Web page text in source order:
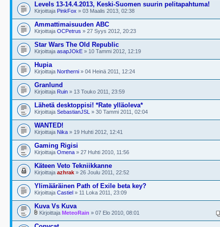
Levels 13-14.4.2013, Keski-Suomen suurin pelitapahtuma!
Kirjoittaja PinkFox » 03 Maalis 2013, 02:38
Ammattimaisuuden ABC
Kirjoittaja OCPetrus » 27 Syys 2012, 20:23
Star Wars The Old Republic
Kirjoittaja asapJOkE » 10 Tammi 2012, 12:19
Hupia
Kirjoittaja Northerni » 04 Heinä 2011, 12:24
Granlund
Kirjoittaja Ruin » 13 Touko 2011, 23:59
Lähetä desktoppisi! *Rate ylläoleva*
Kirjoittaja SebastianJSL » 30 Tammi 2011, 02:04
WANTED!
Kirjoittaja Nika » 19 Huhti 2012, 12:41
Gaming Rigisi
Kirjoittaja Omena » 27 Huhti 2010, 11:56
Käteen Veto Tekniikkanne
Kirjoittaja azhrak » 26 Joulu 2011, 22:52
Ylimääräinen Path of Exile beta key?
Kirjoittaja Castiel » 11 Loka 2011, 23:09
Kuva Vs Kuva
Kirjoittaja MeteoRain » 07 Elo 2010, 08:01